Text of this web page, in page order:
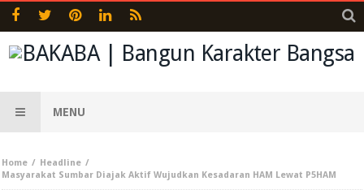
MENU
Home
Headline
Masyarakat Sumbar Diajak Aktif Wujudkan Kesadaran HAM Lewat P5HAM